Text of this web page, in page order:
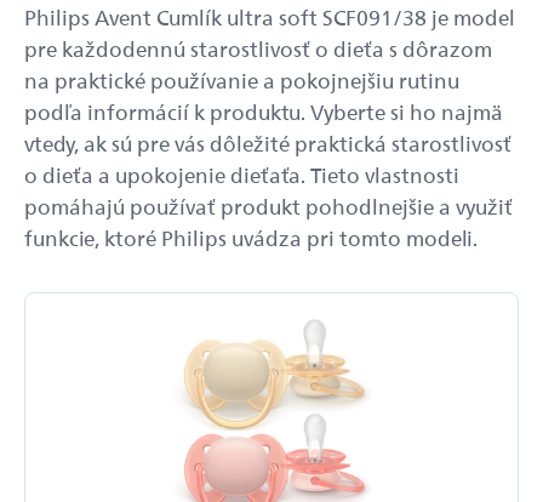
Philips Avent Cumlík ultra soft SCF091/38 je model
pre každodennú starostlivosť o dieťa s dôrazom
na praktické používanie a pokojnejšiu rutinu
podľa informácií k produktu. Vyberte si ho najmä
vtedy, ak sú pre vás dôležité praktická starostlivosť
o dieťa a upokojenie dieťaťa. Tieto vlastnosti
pomáhajú používať produkt pohodlnejšie a využiť
funkcie, ktoré Philips uvádza pri tomto modeli.